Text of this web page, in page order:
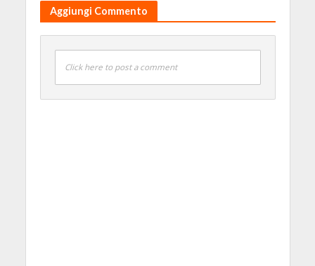
Aggiungi Commento
Click here to post a comment